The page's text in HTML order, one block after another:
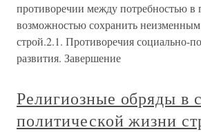
противоречии между потребностью в
возможностью сохранить
строй.2.1. Противоречия социально-
развития. Завершение
Религиозные обряды в
политической жизни